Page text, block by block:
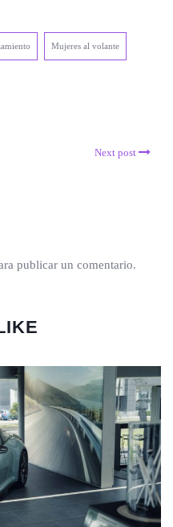
Mujeres al volante
Next post
publicar un comentario.